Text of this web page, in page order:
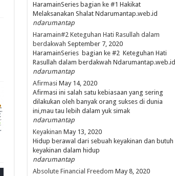
HaramainSeries bagian ke #1 Hakikat
Melaksanakan Shalat Ndarumantap.web.id
ndarumantap
Haramain#2 Keteguhan Hati Rasullah dalam
berdakwah September 7, 2020
HaramainSeries bagian ke #2 Keteguhan Hati
Rasullah dalam berdakwah Ndarumantap.web.id
ndarumantap
Afirmasi May 14, 2020
Afirmasi ini salah satu kebiasaan yang sering
dilakukan oleh banyak orang sukses di dunia
ini,mau tau lebih dalam yuk simak
ndarumantap
Keyakinan May 13, 2020
Hidup berawal dari sebuah keyakinan dan butuh
keyakinan dalam hidup
ndarumantap
Absolute Financial Freedom May 8, 2020